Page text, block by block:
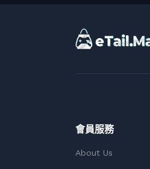
會員服務
About Us